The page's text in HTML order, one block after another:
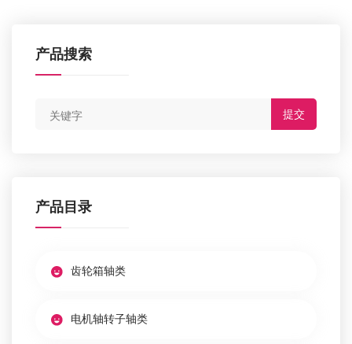
产品搜索
提交
产品目录
齿轮箱轴类
电机轴转子轴类